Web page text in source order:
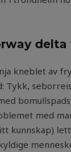
kneblet av
Tykk,
med
kunnskap)